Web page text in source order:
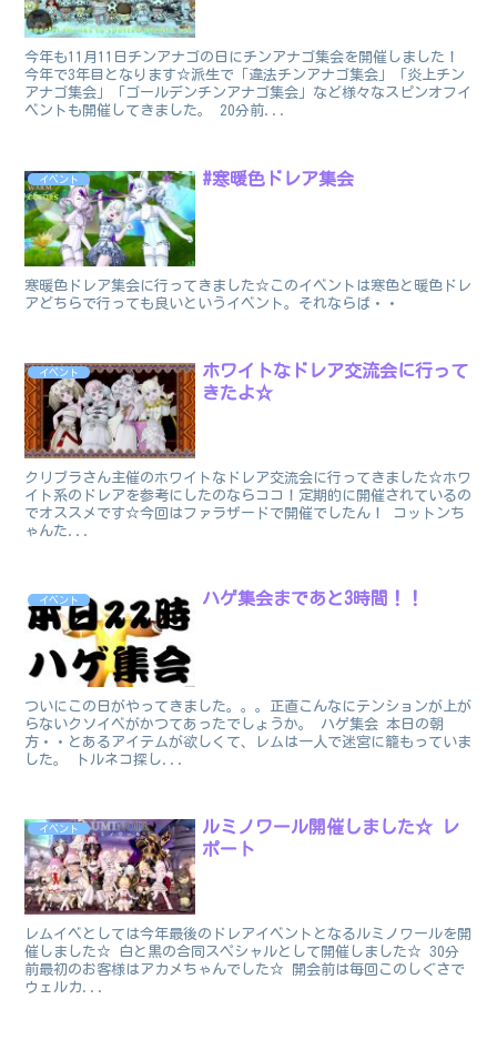
今年も11月11日チンアナゴの日にチンアナゴ集会を開催しました！
今年で3年目となります☆派生で「違法チンアナゴ集会」「炎上チン
アナゴ集会」「ゴールデンチンアナゴ集会」など様々なスピンオフイ
ベントも開催してきました。 20分前...
イベント #寒暖色ドレア集会
寒暖色ドレア集会に行ってきました☆このイベントは寒色と暖色ドレ
アどちらで行っても良いというイベント。それならば・・
イベント
ホワイトなドレア交流会に行って
きたよ☆
クリブラさん主催のホワイトなドレア交流会に行ってきました☆ホワ
イト系のドレアを参考にしたのならココ！定期的に開催されているの
でオススメです☆今回はファラザードで開催でしたん！ コットンち
ゃんた...
イベント ハゲ集会まであと3時間！！
ついにこの日がやってきました。。。正直こんなにテンションが上が
らないクソイベがかつてあったでしょうか。 ハゲ集会 本日の朝
方・・とあるアイテムが欲しくて、レムは一人で迷宮に籠もっていま
した。 トルネコ探し...
イベント
ルミノワール開催しました☆ レ
ポート
レムイベとしては今年最後のドレアイベントとなるルミノワールを開
催しました☆ 白と黒の合同スペシャルとして開催しました☆ 30分
前最初のお客様はアカメちゃんでした☆ 開会前は毎回このしぐさで
ウェルカ...